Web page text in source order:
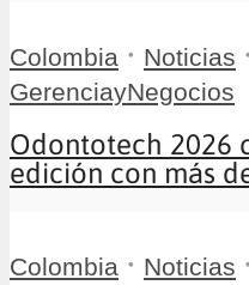
Colombia • Noticias •
GerenciayNegocios
Odontotech 2026
edición con más
Colombia • Noticias •